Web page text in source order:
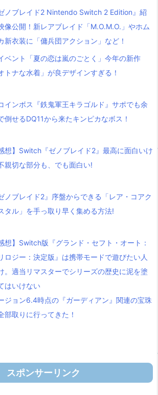
ゼノブレイド2 Nintendo Switch 2 Edition』紹
像公開！新レアブレイド「M.O.M.O.」やホム
新衣装に「傭兵団アクション」など！
ベント「夏の恋は嵐のごとく」今年の新作
トナな水着」が良デザインすぎる！
インボス『鉄鬼軍王キラゴルド』サポでも余
倒せるDQ11から来たキンピカなボス！
感想】Switch『ゼノブレイド2』最高に面白いけ
親切な部分も、でも面白い!
ノブレイド2』序盤からできる「レア・コアク
タル」を手っ取り早く集める方法!
感想】Switch版『グランド・セフト・オート：
ロジー：決定版』は携帯モードで遊びたい人
。適当リマスターでシリーズの歴史に泥を塗
はいけない
ジョン6.4時点の『ガーディアン』関連の宝珠
部取りに行ってきた！
スポンサーリンク